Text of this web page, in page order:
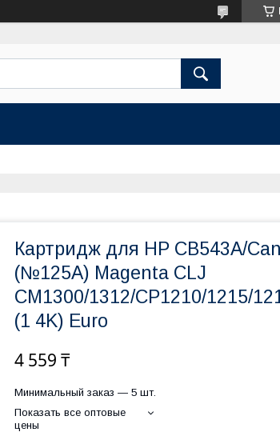
Картридж для HP CB543A/
(№125A) Magenta CLJ
CM1300/1312/CP1210/1215/
(1 4K) Euro
4 559 ₸
Минимальный заказ — 5 шт.
Показать все оптовые
цены